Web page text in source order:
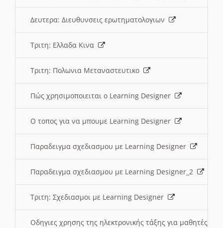
Δευτερα: Διευθυνσεις ερωτηματολογιων
Τριτη: Ελλαδα Κινα
Τριτη: Πολωνια Μεταναστευτικο
Πώς χρησιμοποιειται ο Learning Designer
O τοπος για να μπουμε Learning Designer
Παραδειγμα σχεδιασμου με Learning Designer
Παραδειγμα σχεδιασμου με Learning Designer_2
Τριτη: Σχεδιασμοι με Learning Designer
Οδηγιες χρησης της ηλεκτρονικής τάξης για μαθητές